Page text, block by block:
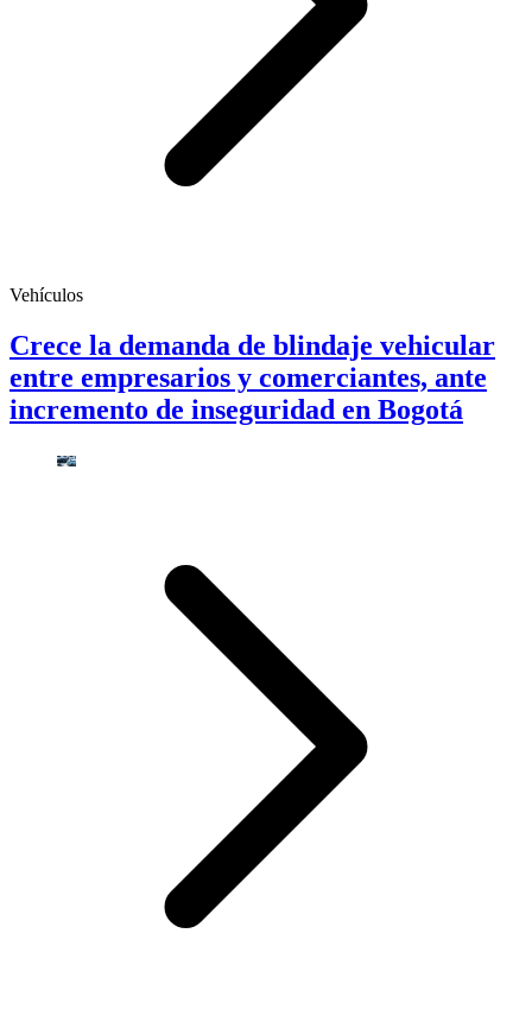
Vehículos
Crece la demanda de blindaje vehicular
entre empresarios y comerciantes, ante
incremento de inseguridad en Bogotá